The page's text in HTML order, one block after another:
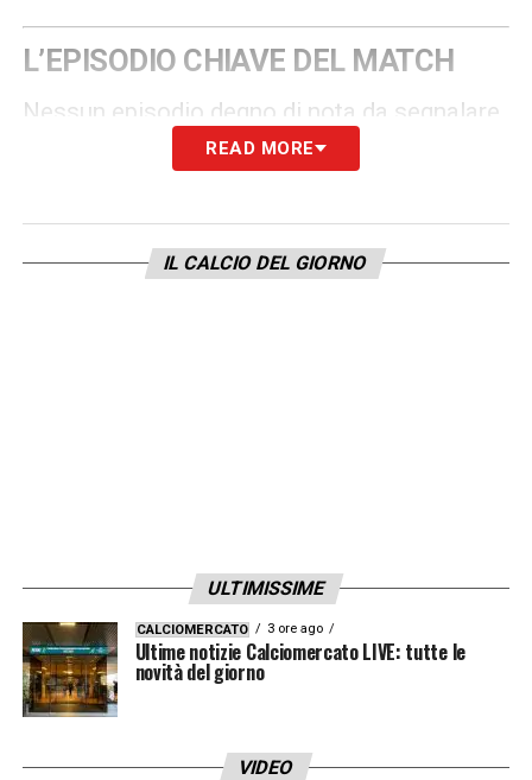
L’EPISODIO CHIAVE DEL MATCH
Nessun episodio degno di nota da segnalare.
Mancano un paio di gialli ma l’arbitro Tschudi
amichevole del match.
READ MORE
IL CALCIO DEL GIORNO
ULTIMISSIME
CALCIOMERCATO 3 ore ago
Ultime notizie Calciomercato LIVE: tutte le
novità del giorno
VIDEO